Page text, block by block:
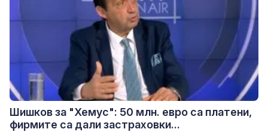
Шишков за "Хемус": 50 млн. евро са платени,
фирмите са дали застраховки...